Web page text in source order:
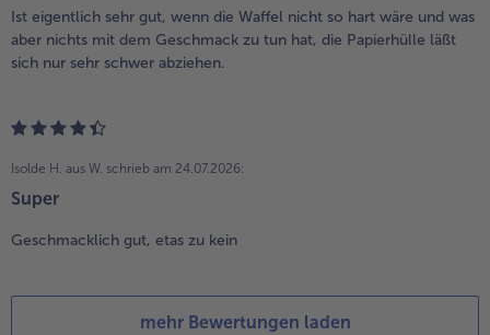
Ist eigentlich sehr gut, wenn die Waffel nicht so hart wäre und was
aber nichts mit dem Geschmack zu tun hat, die Papierhülle läßt
sich nur sehr schwer abziehen.
Isolde H. aus W. schrieb am 24.07.2026:
Super
Geschmacklich gut, etas zu kein
mehr Bewertungen laden